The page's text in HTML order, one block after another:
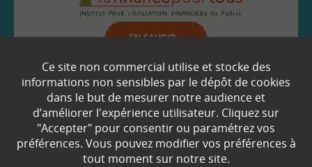
EN SAVOIR+
Qui sommes-nous ?
Partenaires
Espace Presse
Ce site non commercial utilise et stocke des
informations non sensibles par le dépôt de cookies
dans le but de mesurer notre audience et
d’améliorer l'expérience utilisateur. Cliquez sur
"Accepter" pour consentir ou paramétrez vos
préférences. Vous pouvez modifier vos préférences à
tout moment sur notre site.